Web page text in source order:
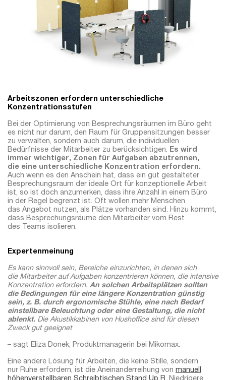
Arbeitszonen erfordern unterschiedliche
Konzentrationsstufen
Bei der Optimierung von Besprechungsräumen im Büro geht
es nicht nur darum, den Raum für Gruppensitzungen besser
zu verwalten, sondern auch darum, die individuellen
Bedürfnisse der Mitarbeiter zu berücksichtigen. Es wird
immer wichtiger, Zonen für Aufgaben abzutrennen,
die eine unterschiedliche Konzentration erfordern.
Auch wenn es den Anschein hat, dass ein gut gestalteter
Besprechungsraum der ideale Ort für konzeptionelle Arbeit
ist, so ist doch anzumerken, dass ihre Anzahl in einem Büro
in der Regel begrenzt ist. Oft wollen mehr Menschen
das Angebot nutzen, als Plätze vorhanden sind. Hinzu kommt,
dass Besprechungsräume den Mitarbeiter vom Rest
des Teams isolieren.
Expertenmeinung
Es kann sinnvoll sein, Bereiche einzurichten, in denen sich
die Mitarbeiter auf Aufgaben konzentrieren können, die intensive
Konzentration erfordern. An solchen Arbeitsplätzen sollten
die Bedingungen für eine längere Konzentration günstig
sein, z. B. durch ergonomische Stühle, eine nach Bedarf
einstellbare Beleuchtung oder eine Gestaltung, die nicht
ablenkt. Die Akustikkabinen von Hushoffice sind für diesen
Zweck gut geeignet
– sagt Eliza Donek, Produktmanagerin bei Mikomax.
Eine andere Lösung für Arbeiten, die keine Stille, sondern
nur Ruhe erfordern, ist die Aneinanderreihung von manuell